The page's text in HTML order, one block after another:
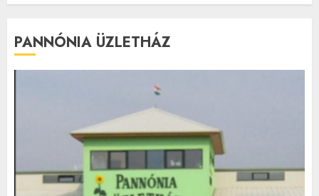
PANNÓNIA ÜZLETHÁZ